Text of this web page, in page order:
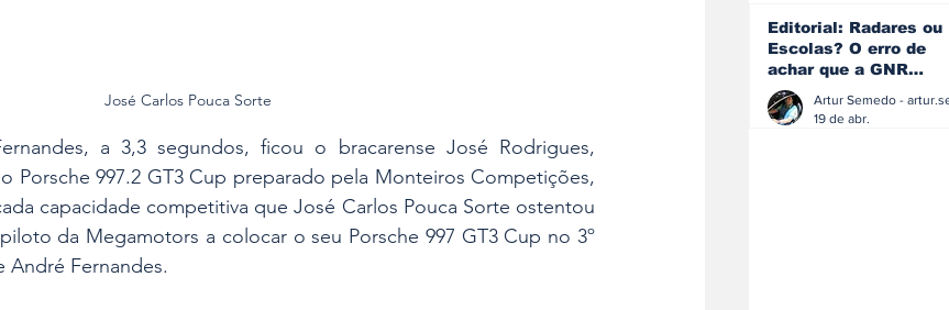
José Carlos Pouca Sorte
a 3,3 segundos, ficou o bracarense José Rodrigues,
Porsche 997.2 GT3 Cup preparado pela Monteiros Competições,
capacidade competitiva que José Carlos Pouca Sorte ostentou
da Megamotors a colocar o seu Porsche 997 GT3 Cup no 3º
André Fernandes.
Editorial: Radares ou
Escolas? O erro de
achar que a GNR
resolve o que a
educação falhou
19 de abr.